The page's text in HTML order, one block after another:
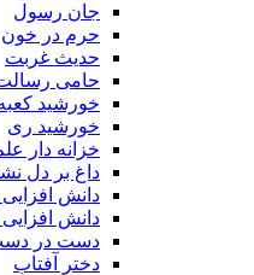
جان رسول
حرم در خون
حدیث غربت
حامی
خورشید
خورشید ری
خزانه دار
داغ بر دل
دانش
دانش
دست در
دختر آفتاب